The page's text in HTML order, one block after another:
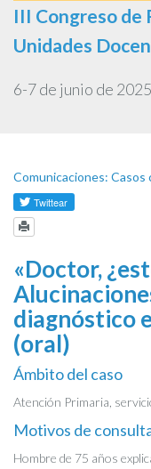
III Congreso de
Unidades
6-7 de junio de 2025
Comunicaciones: Casos
«Doctor,
diagnóstico
(oral)
Ámbito del caso
Atención Primaria,
Motivos de
Hombre de 75 años